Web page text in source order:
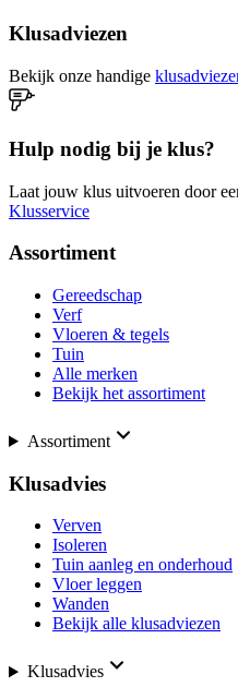
Klusadviezen
Bekijk onze handige
Hulp nodig bij je klus?
Laat jouw klus uitvoeren door
Klusservice
Assortiment
Gereedschap
Verf
Vloeren & tegels
Tuin
Alle merken
Bekijk het assortiment
Assortiment
Klusadvies
Verven
Isoleren
Tuin aanleg en onderhoud
Vloer leggen
Wanden
Bekijk alle klusadviezen
Klusadvies